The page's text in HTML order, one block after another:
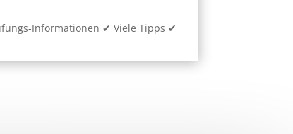
Informationen ✔︎ Viele Tipps ✔︎